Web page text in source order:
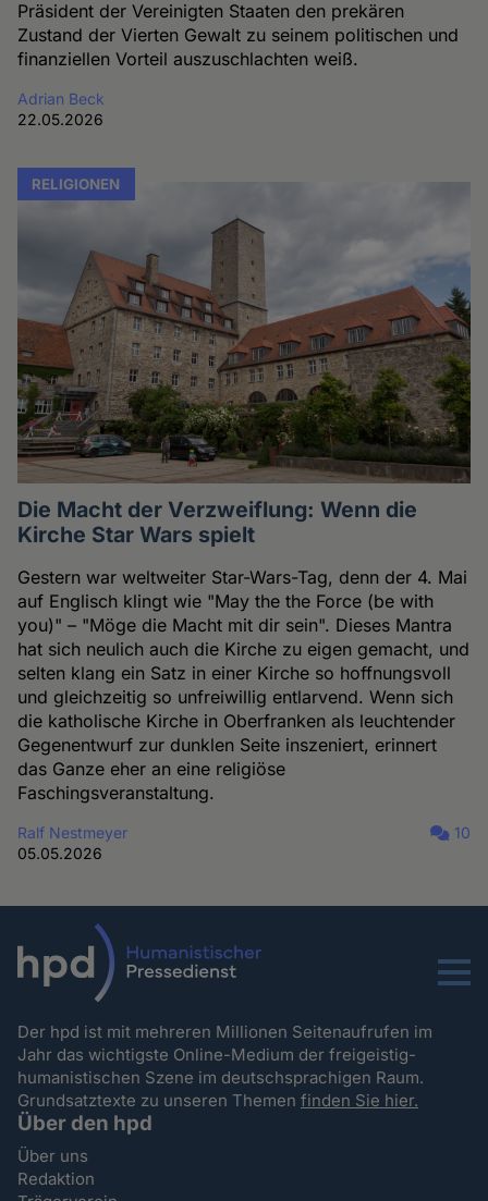
Präsident der Vereinigten Staaten den prekären
Zustand der Vierten Gewalt zu seinem politischen und
finanziellen Vorteil auszuschlachten weiß.
Adrian Beck
22.05.2026
RELIGIONEN
Die Macht der Verzweiflung: Wenn die
Kirche Star Wars spielt
Gestern war weltweiter Star-Wars-Tag, denn der 4. Mai
auf Englisch klingt wie "May the the Force (be with
you)" – "Möge die Macht mit dir sein". Dieses Mantra
hat sich neulich auch die Kirche zu eigen gemacht, und
selten klang ein Satz in einer Kirche so hoffnungsvoll
und gleichzeitig so unfreiwillig entlarvend. Wenn sich
die katholische Kirche in Oberfranken als leuchtender
Gegenentwurf zur dunklen Seite inszeniert, erinnert
das Ganze eher an eine religiöse
Faschingsveranstaltung.
Ralf Nestmeyer
05.05.2026
10
Menu
Der hpd ist mit mehreren Millionen Seitenaufrufen im
Jahr das wichtigste Online-Medium der freigeistig-
humanistischen Szene im deutschsprachigen Raum.
Grundsatztexte zu unseren Themenfinden Sie hier.
Über den hpd
Über uns
Redaktion